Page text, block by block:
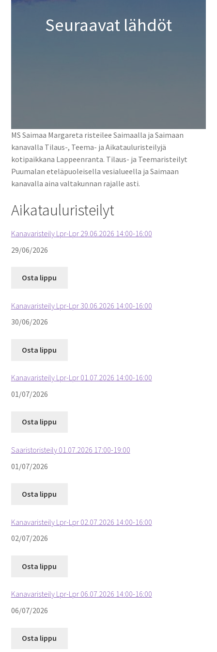
YhteystiedotSeuraavat lähdöt
MS Saimaa Margareta risteilee Saimaalla ja Saimaan
kanavalla Tilaus-, Teema- ja Aikatauluristeilyjä
kotipaikkana Lappeenranta. Tilaus- ja Teemaristeilyt
Puumalan eteläpuoleisella vesialueella ja Saimaan
kanavalla aina valtakunnan rajalle asti.
Aikatauluristeilyt
Kanavaristeily Lpr-Lpr 29.06.2026 14:00-16:00
29/06/2026
Osta lippu
Kanavaristeily Lpr-Lpr 30.06.2026 14:00-16:00
30/06/2026
Osta lippu
Kanavaristeily Lpr-Lpr 01.07.2026 14:00-16:00
01/07/2026
Osta lippu
Saaristoristeily 01.07.2026 17:00-19:00
01/07/2026
Osta lippu
Kanavaristeily Lpr-Lpr 02.07.2026 14:00-16:00
02/07/2026
Osta lippu
Kanavaristeily Lpr-Lpr 06.07.2026 14:00-16:00
06/07/2026
Osta lippu